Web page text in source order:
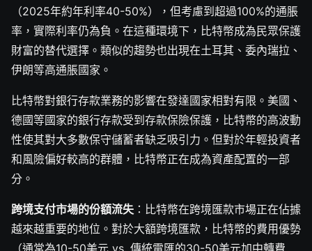
（2025年約年利率40-50%），但考慮到超過100%的通脹
率，實際利率仍為負。在這種環境下，比特幣成為民眾保護
財富的替代選擇。類似的趨勢也出現在土耳其、委內瑞拉、
伊朗等高通脹國家。
比特幣對銀行存款業務的影響在發達國家相對有限。美國、
德國等國家的銀行存款受到存款保險保護，比特幣的高波動
性使其對大多數保守儲蓄者缺乏吸引力。但對於年輕投資者
和風險偏好較高的群體，比特幣正在成為資產配置的一部
分。
跨境支付市場的份額流失 ：比特幣在跨境匯款市場正在佔據
越來越重要的地位。對於大額跨境匯款，比特幣的費用優勢